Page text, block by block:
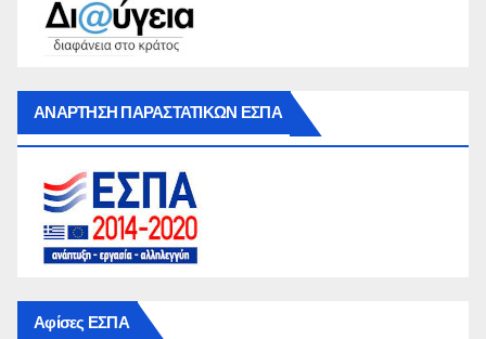
ΑΝΑΡΤΗΣΗ ΠΑΡΑΣΤΑΤΙΚΩΝ ΕΣΠΑ
Αφίσες ΕΣΠΑ